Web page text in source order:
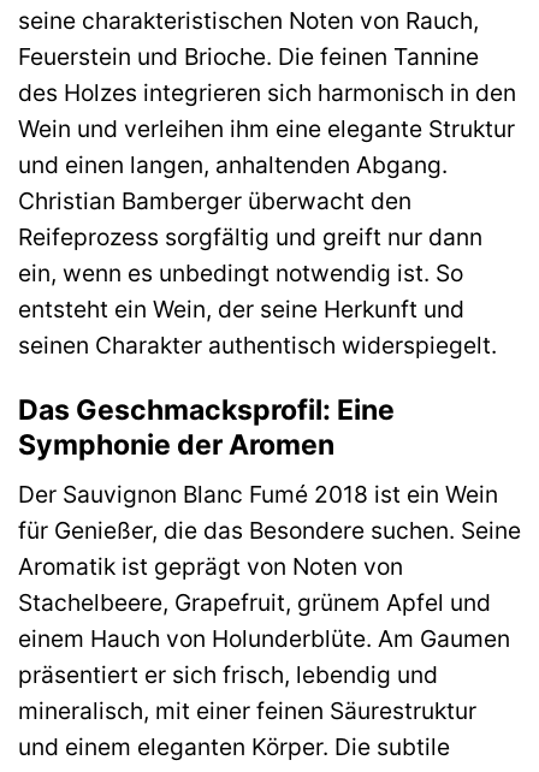
seine charakteristischen Noten von Rauch,
Feuerstein und Brioche. Die feinen Tannine
des Holzes integrieren sich harmonisch in den
Wein und verleihen ihm eine elegante Struktur
und einen langen, anhaltenden Abgang.
Christian Bamberger überwacht den
Reifeprozess sorgfältig und greift nur dann
ein, wenn es unbedingt notwendig ist. So
entsteht ein Wein, der seine Herkunft und
seinen Charakter authentisch widerspiegelt.
Das Geschmacksprofil: Eine
Symphonie der Aromen
Der Sauvignon Blanc Fumé 2018 ist ein Wein
für Genießer, die das Besondere suchen. Seine
Aromatik ist geprägt von Noten von
Stachelbeere, Grapefruit, grünem Apfel und
einem Hauch von Holunderblüte. Am Gaumen
präsentiert er sich frisch, lebendig und
mineralisch, mit einer feinen Säurestruktur
und einem eleganten Körper. Die subtile